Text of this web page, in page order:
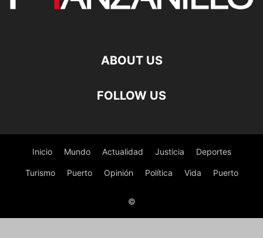
ABOUT US
FOLLOW US
Inicio Mundo Actualidad Justicia Deportes
Turismo Puerto Opinión Política Vida Puerto
©